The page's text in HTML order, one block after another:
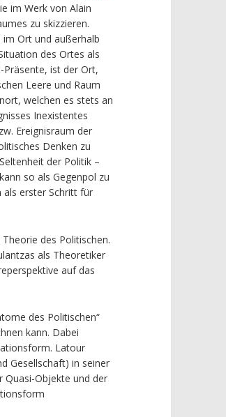
im Werk von Alain
zu skizzieren.
im Ort und außerhalb
des Ortes als
ist der Ort,
Leere und Raum
welchen es stets an
Inexistentes
Ereignisraum der
Denken zu
der Politik –
so als Gegenpol zu
als erster Schritt für
des Politischen.
als Theoretiker
auf das
des Politischen“
kann. Dabei
Latour
Gesellschaft) in seiner
Quasi-Objekte und der